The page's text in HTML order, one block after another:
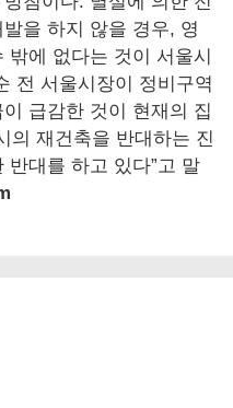
을 하지 않을 경우, 영
밖에 없다는 것이 서울시
전 서울시장이 정비구역
급감한 것이 현재의 집
의 재건축을 반대하는 진
반대를 하고 있다”고 말